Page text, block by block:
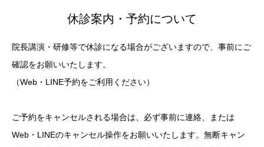
休診案内・予約について
院長講演・研修等で休診になる場合がございますので、事前にご
確認をお願いいたします。
（Web・LINE予約をご利用ください）
ご予約をキャンセルされる場合は、必ず事前に連絡、または
Web・LINEのキャンセル操作をお願いいたします。無断キャン